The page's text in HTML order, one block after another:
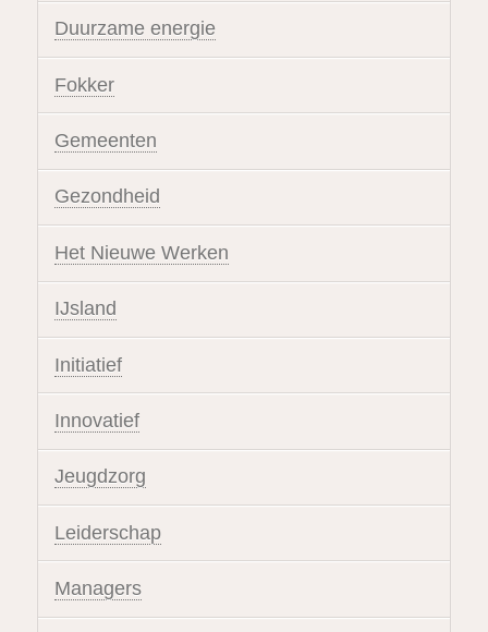
Duurzame energie
Fokker
Gemeenten
Gezondheid
Het Nieuwe Werken
IJsland
Initiatief
Innovatief
Jeugdzorg
Leiderschap
Managers